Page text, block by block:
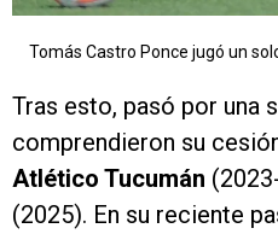
Tomás Castro Ponce jugó un
Tras esto, pasó por una
comprendieron su
Atlético Tucumán
(2025). En su reciente